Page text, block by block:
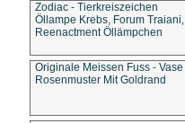
Zodiac - Tierkreiszeichen
Öllampe Krebs, Forum Traiani,
Reenactment Öllämpchen
Originale Meissen Fuss - Vase
Rosenmuster Mit Goldrand